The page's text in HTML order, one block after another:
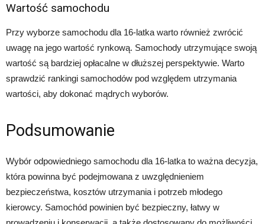
Wartość samochodu
Przy wyborze samochodu dla 16-latka warto również zwrócić
uwagę na jego wartość rynkową. Samochody utrzymujące swoją
wartość są bardziej opłacalne w dłuższej perspektywie. Warto
sprawdzić rankingi samochodów pod względem utrzymania
wartości, aby dokonać mądrych wyborów.
Podsumowanie
Wybór odpowiedniego samochodu dla 16-latka to ważna decyzja,
która powinna być podejmowana z uwzględnieniem
bezpieczeństwa, kosztów utrzymania i potrzeb młodego
kierowcy. Samochód powinien być bezpieczny, łatwy w